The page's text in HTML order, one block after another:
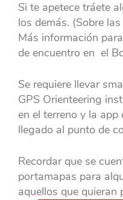
Si te apetece tráete
los demás. (Sobre
Más información
de encuentro en el
Se requiere llevar
GPS Orienteering
en el terreno y la
llegado al punto de
Recordar que se
portamapas para
aquellos que quieran